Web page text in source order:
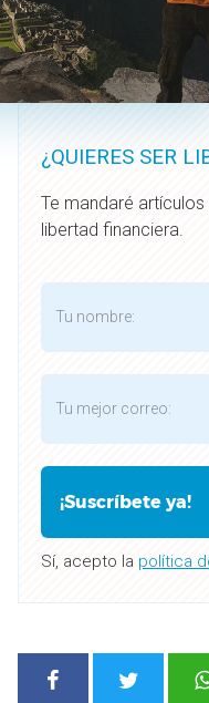
¿QUIERES SER
Te mandaré
libertad financiera.
¡Suscríbete ya!
Sí, acepto la política